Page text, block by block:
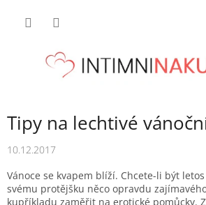
Tipy na lechtivé
10.12.2017
Vánoce se kvapem blíží. Chcete-li být
svému protějšku něco opravdu
kupříkladu zaměřit na erotické pomůcky.